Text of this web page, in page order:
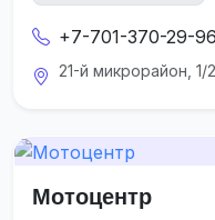
+7-701-370-29-96
21-й микрорайон, 1/
Мотоцентр